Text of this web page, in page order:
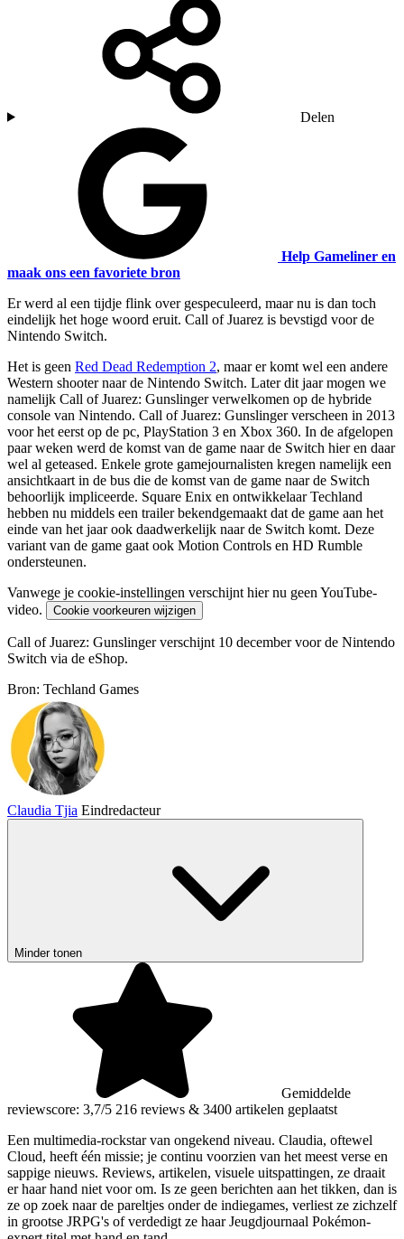
Delen
Help Gameliner en
maak ons een favoriete bron
Er werd al een tijdje flink over gespeculeerd, maar nu is dan toch
eindelijk het hoge woord eruit. Call of Juarez is bevstigd voor de
Nintendo Switch.
Het is geen Red Dead Redemption 2, maar er komt wel een andere
Western shooter naar de Nintendo Switch. Later dit jaar mogen we
namelijk Call of Juarez: Gunslinger verwelkomen op de hybride
console van Nintendo. Call of Juarez: Gunslinger verscheen in 2013
voor het eerst op de pc, PlayStation 3 en Xbox 360. In de afgelopen
paar weken werd de komst van de game naar de Switch hier en daar
wel al geteased. Enkele grote gamejournalisten kregen namelijk een
ansichtkaart in de bus die de komst van de game naar de Switch
behoorlijk impliceerde. Square Enix en ontwikkelaar Techland
hebben nu middels een trailer bekendgemaakt dat de game aan het
einde van het jaar ook daadwerkelijk naar de Switch komt. Deze
variant van de game gaat ook Motion Controls en HD Rumble
ondersteunen.
Vanwege je cookie-instellingen verschijnt hier nu geen YouTube-
video.
Cookie voorkeuren wijzigen
Call of Juarez: Gunslinger verschijnt 10 december voor de Nintendo
Switch via de eShop.
Bron: Techland Games
Claudia Tjia Eindredacteur
Minder tonen
Gemiddelde
reviewscore: 3,7/5 216 reviews & 3400 artikelen geplaatst
Een multimedia-rockstar van ongekend niveau. Claudia, oftewel
Cloud, heeft één missie; je continu voorzien van het meest verse en
sappige nieuws. Reviews, artikelen, visuele uitspattingen, ze draait
er haar hand niet voor om. Is ze geen berichten aan het tikken, dan is
ze op zoek naar de pareltjes onder de indiegames, verliest ze zichzelf
in grootse JRPG's of verdedigt ze haar Jeugdjournaal Pokémon-